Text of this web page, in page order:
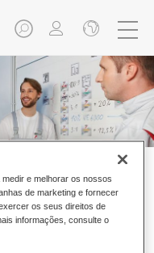
e melhorar os nossos
de marketing e fornecer
os seus direitos de
informações, consulte o